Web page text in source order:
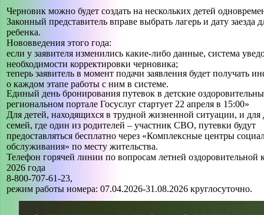
ТВОРЧЕСКИЕ ОБЪЕДИНЕНИЯ
Черновик можно будет создать на нескольких детей
Законный представитель вправе выбрать лагерь и дату заезда
ребенка.
Нововведения этого года:
если у заявителя изменились какие-либо данные, система
необходимости корректировки черновика;
теперь заявитель в момент подачи заявления будет получать
о каждом этапе работы с ним в системе.
Единый день бронирования путевок в детские
региональном портале Госуслуг стартует 22 апреля в 15:00»
Для детей, находящихся в трудной жизненной ситуации, и для
семей, где один из родителей – участник СВО, путевки будут
предоставляться бесплатно через «Комплексные центры
обслуживания» по месту жительства.
Телефон горячей линии по вопросам летней оздоровительной
2026 года
8-800-707-61-23,
режим работы номера: 07.04.2026-31.08.2026 круглосуточно.